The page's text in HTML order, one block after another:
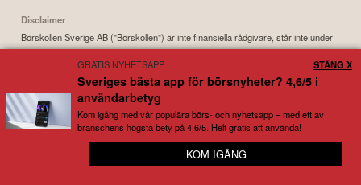
Disclaimer
Börskollen Sverige AB ("Börskollen") är inte finansiella rådgivare, står inte under
finansinspektionens tillsyn och ger inga råd till dig. Detta innebär att
investeringsbeslut baserade på information som direkt eller indirekt härrörande
från Börskollen eller personer med koppling till Börskollen, alltid fattas
självständigt av investeraren. Börskollen frånsäger sig allt ansvar för eventuell
förlust eller skada av vad slag det må vara som grundar sig på användandet av
material härrörande från tjänsten Börskollen.
Börskollen Sverige AB. All rights reserved.
⭐ Hundratusentals användare kan inte ha fel?
GRATIS NYHETSAPP
Sveriges bästa app för börsnyheter? 4,6/5 i
användarbetyg
Kom igång med vår populära börs- och nyhetsapp – med ett av
branschens högsta bety på 4,6/5. Helt gratis att använda!
KOM IGÅNG
STÄNG X